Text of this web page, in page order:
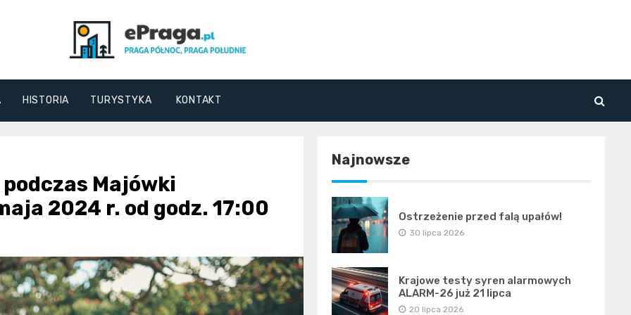
ePraga.pl
HISTORIA TURYSTYKA KONTAKT
Majówki
2024 r. od godz. 17:00
Najnowsze
Ostrzeżenie przed falą upałów!
30 lipca 2026
Krajowe testy syren alarmowych
ALARM-26 już 21 lipca
20 lipca 2026